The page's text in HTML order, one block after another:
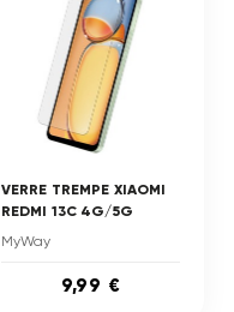
VERRE TREMPE XIAOMI
REDMI 13C 4G/5G
MyWay
9,99 €